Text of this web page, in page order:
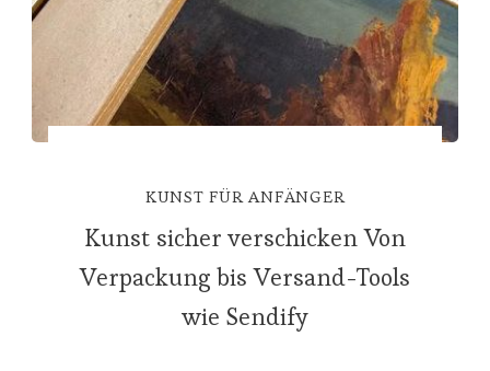
KUNST FÜR ANFÄNGER
Kunst sicher verschicken Von
Verpackung bis Versand-Tools
wie Sendify